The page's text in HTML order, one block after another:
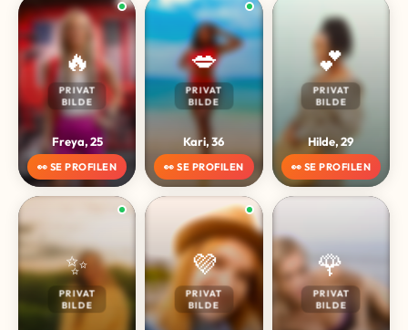
🔥
PRIVAT
BILDE
Freya, 25
👀 SE PROFILEN
💋
PRIVAT
BILDE
Kari, 36
👀 SE PROFILEN
💕
PRIVAT
BILDE
Hilde, 29
👀 SE PROFILEN
✨
PRIVAT
BILDE
💜
PRIVAT
BILDE
🌹
PRIVAT
BILDE